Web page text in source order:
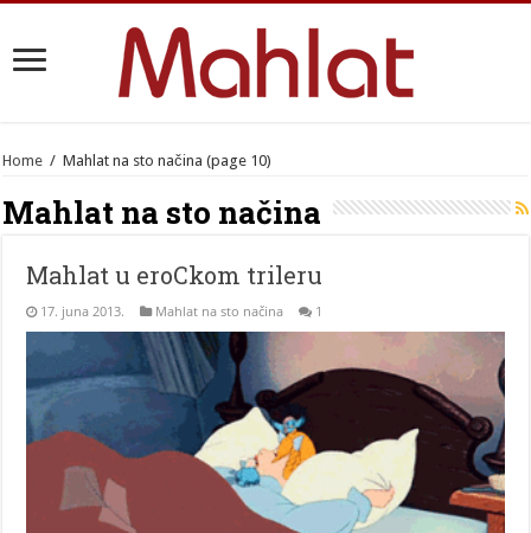
Home / Mahlat na sto načina (page 10)
Mahlat na sto načina
Mahlat u eroCkom trileru
17. juna 2013. Mahlat na sto načina 1